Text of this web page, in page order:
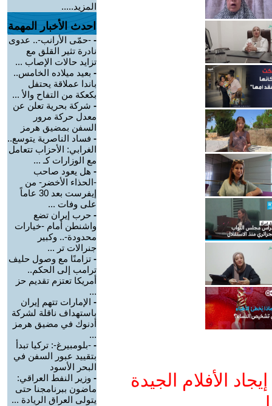
الأفلام الجيدة
المزيد.....
احدث الأخبار المهمة
- -حمّى الأرانب-.. عدوى
نادرة تثير القلق مع
تزايد حالات الإصاب ...
- بعيد ميلاده الخامس..
باندا عملاقة يحتفل
بكعكة من التفاح والأ ...
- شركة بحرية تعلن عن
معدل حركة مرور
السفن بمضيق هرمز
- فساد الناصرية يتوسع..
الغرابي: الأحزاب تتعامل
مع الوزارات كـ ...
- هل يعود صاحب
-الحذاء الأخضر- من
إيفرست بعد 30 عاماً
على وفات ...
- حرب إيران تضع
واشنطن أمام -خيارات
محدودة-.. وكبير
جنرالات تر ...
- تزامنًا مع وصول حليف
ترامب إلى الحكم..
أمريكا تعتزم تقديم حز
...
- الإمارات تتهم إيران
باستهداف ناقلة لشركة
أدنوك في مضيق هرمز
...
- -بلومبيرغ-: تركيا تبدأ
بتقييد عبور السفن في
البحر الأسود
- وزير النفط العراقي:
ماضون ببرنامجنا حتى
يتولى العراق الريادة ...